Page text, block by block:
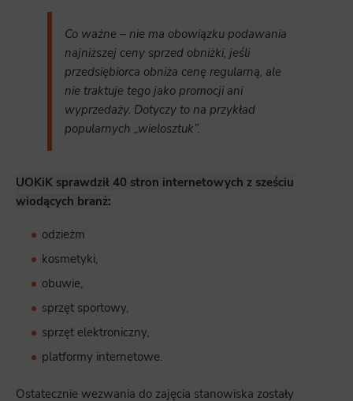
Co ważne – nie ma obowiązku podawania
najniższej ceny sprzed obniżki, jeśli
przedsiębiorca obniża cenę regularną, ale
nie traktuje tego jako promocji ani
wyprzedaży. Dotyczy to na przykład
popularnych „wielosztuk”.
UOKiK sprawdził 40 stron internetowych z sześciu
wiodących branż:
odzieżm
kosmetyki,
obuwie,
sprzęt sportowy,
sprzęt elektroniczny,
platformy internetowe.
Ostatecznie wezwania do zajęcia stanowiska zostały